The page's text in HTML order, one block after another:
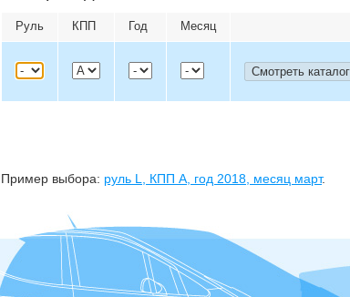
Руль КПП Год Месяц
Пример выбора: руль L , КПП A , год 2018 , месяц март.